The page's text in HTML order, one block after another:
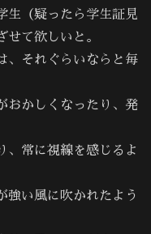
生（疑ったら学生証見
て欲しいと。
、それぐらいならと毎
おかしくなったり、発
、常に視線を感じるよ
強い風に吹かれたよう